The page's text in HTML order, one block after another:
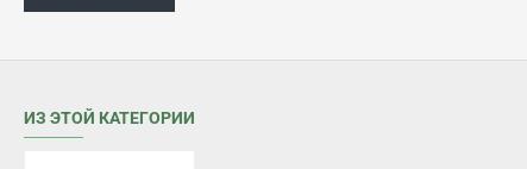
ИЗ ЭТОЙ КАТЕГОРИИ